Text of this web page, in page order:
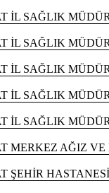
İL SAĞLIK
İL SAĞLIK
İL SAĞLIK
İL SAĞLIK
İL SAĞLIK
MERKEZ AĞIZ
ŞEHİR HASTANESİ